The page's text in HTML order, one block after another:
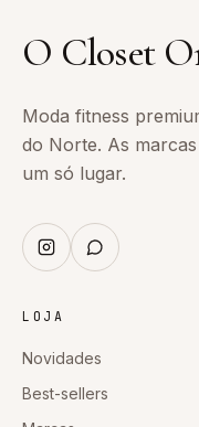
O Closet
Moda fitness
do Norte. As
um só lugar.
LOJA
Novidades
Best-sellers